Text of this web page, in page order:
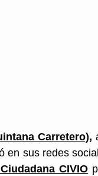
Carretero),
en sus redes
CIVIO